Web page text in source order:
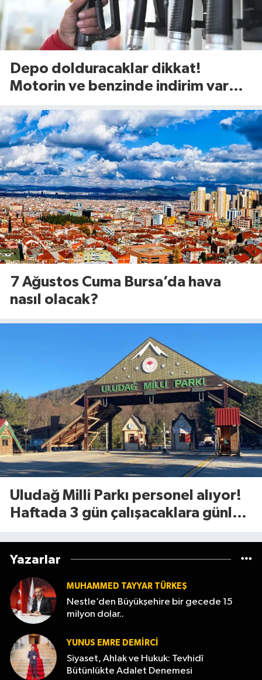
Depo dolduracaklar dikkat!
Motorin ve benzinde indirim var
7 Ağustos Cuma Bursa’da hava
nasıl olacak?
Uludağ Milli Parkı personel alıyor!
Haftada 3 gün çalışacaklara günlük
Yazarlar
MUHAMMED TAYYAR TÜRKEŞ
Nestle’den Büyükşehire bir gecede 15
milyon dolar..
YUNUS EMRE DEMIRCI
Siyaset, Ahlak ve Hukuk: Tevhidî
Bütünlükte Adalet Denemesi